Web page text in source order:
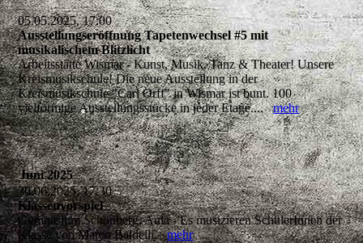
05.05.2025, 17:00
Ausstellungseröffnung Tapetenwechsel #5 mit
musikalischem Blitzlicht
Arbeitsstätte Wismar - Kunst, Musik, Tanz & Theater! Unsere
Kreismusikschule! Die neue Ausstellung in der
Kreismusikschule "Carl Orff" in Wismar ist bunt. 100
vielförmige Ausstellungsstücke in jeder Etage....mehr
Juni 2025
30.06.2025, 17:30
Klassenvorspiel
Gymnasium Schönberg, Aula - Es musizieren SchülerInnen der
Klasse von Marco Baldelli.mehr